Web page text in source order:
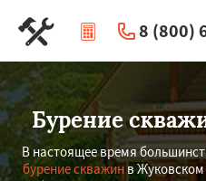
8 (800)
|
Бурение
В настоящее время
бурение скважинв Жуковском